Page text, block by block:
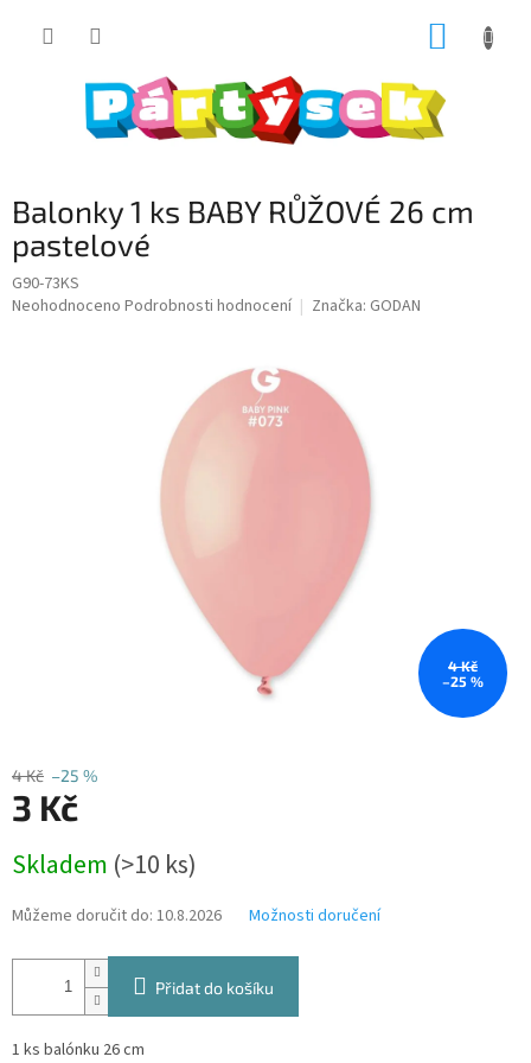
Balonky 1 ks BABY RŮŽOVÉ 26 cm
pastelové
G90-73KS
Průměrné
Neohodnoceno Podrobnosti hodnocení Značka: GODAN
4 Kč
–25 %
4 Kč –25 %
3 Kč
cena:
Skladem (>10 ks)
Můžeme doručit do: 10.8.2026 Možnosti doručení
Přidat do košíku
1 ks balónku 26 cm